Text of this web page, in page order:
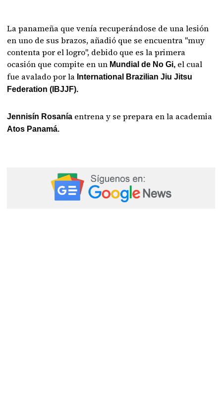
La panameña que venía recuperándose de una lesión
en uno de sus brazos, añadió que se encuentra "muy
contenta por el logro", debido que es la primera
ocasión que compite en un Mundial de No Gi, el cual
fue avalado por la International Brazilian Jiu Jitsu
Federation (IBJJF).
Jennisín Rosanía entrena y se prepara en la academia
Atos Panamá.